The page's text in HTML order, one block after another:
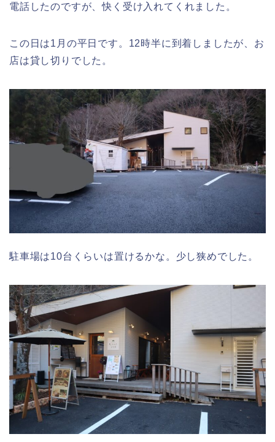
電話したのですが、快く受け入れてくれました。
この日は1月の平日です。12時半に到着しましたが、お
店は貸し切りでした。
駐車場は10台くらいは置けるかな。少し狭めでした。